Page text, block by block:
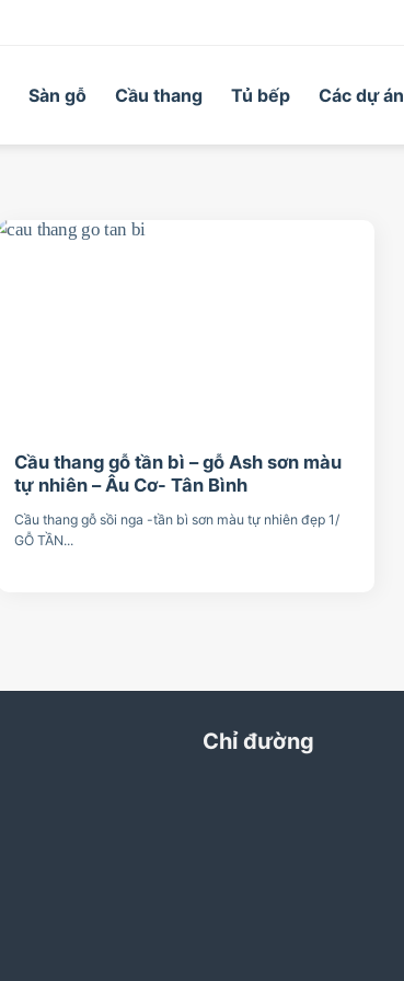
Sàn gỗ Cầu thang Tủ bếp Các dự án
Cầu thang gỗ tần bì – gỗ Ash sơn màu
tự nhiên – Âu Cơ- Tân Bình
Cầu thang gỗ sồi nga -tần bì sơn màu tự nhiên đẹp 1/
GỖ TẦN...
Chỉ đường